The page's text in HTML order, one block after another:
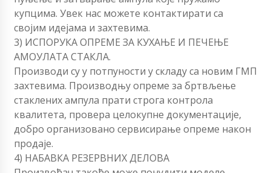
купцима. Увек нас можете контактирати са
својим идејама и захтевима.
3) ИСПОРУКА ОПРЕМЕ ЗА КУХАЊЕ И ПЕЧЕЊЕ
АМОУЛАТА СТАКЛА.
Производи су у потпуности у складу са новим ГМП
захтевима. Производњу опреме за бртвљење
стаклених ампула прати строга контрола
квалитета, провера целокупне документације,
добро организовано сервисирање опреме након
продаје.
4) НАБАВКА РЕЗЕРВНИХ ДЕЛОВА